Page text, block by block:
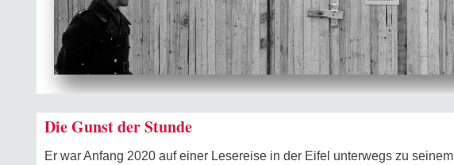
Die Gunst der Stunde
Er war Anfang 2020 auf einer Lesereise in der Eifel unterwegs zu seinem